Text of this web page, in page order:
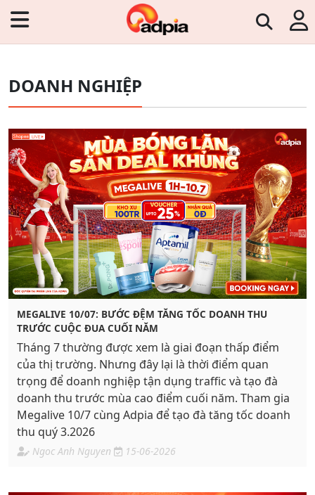
DOANH NGHIỆP
MEGALIVE 10/07: BƯỚC ĐỆM TĂNG TỐC DOANH THU
TRƯỚC CUỘC ĐUA CUỐI NĂM
Tháng 7 thường được xem là giai đoạn thấp điểm
của thị trường. Nhưng đây lại là thời điểm quan
trọng để doanh nghiệp tận dụng traffic và tạo đà
doanh thu trước mùa cao điểm cuối năm. Tham gia
Megalive 10/7 cùng Adpia để tạo đà tăng tốc doanh
thu quý 3.2026
Ngoc Anh Nguyen 15-06-2026